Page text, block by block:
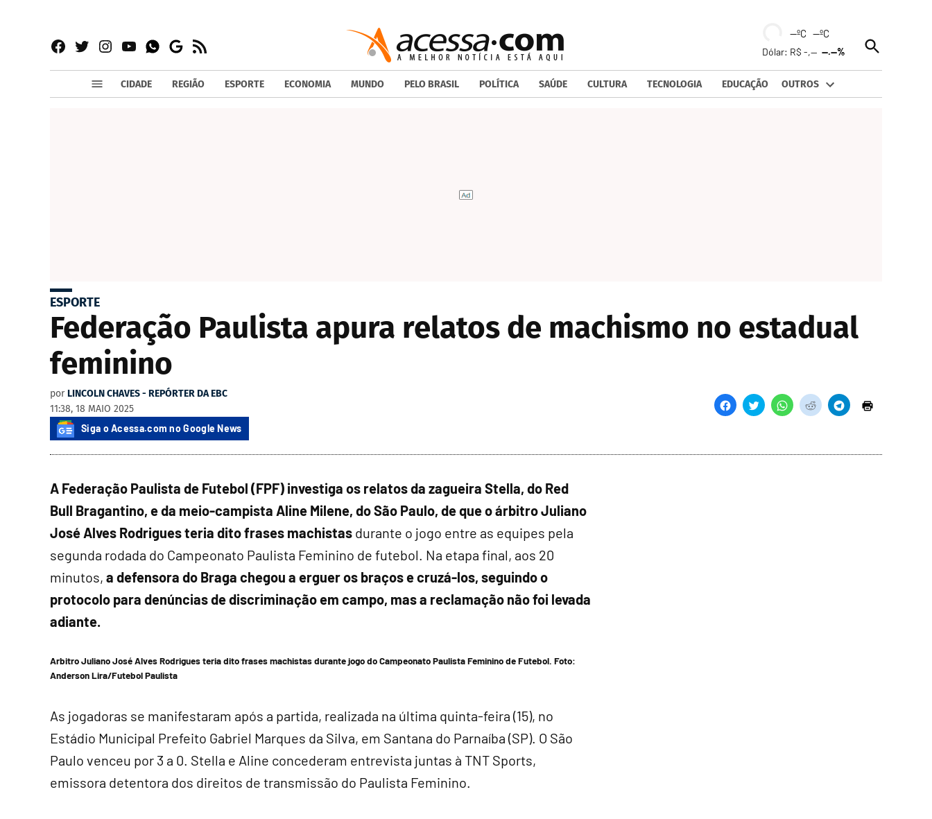
Facebook
TwitterInstagram
YouTubeWhatsapp
Google
News
RSS
--ºC --ºC
Dólar: R$ -,----.--%
Open
Search
CIDADE REGIÃO ESPORTE ECONOMIA MUNDO PELO BRASIL POLÍTICA SAÚDE CULTURA TECNOLOGIA EDUCAÇÃO OUTROS
ESPORTE
Federação Paulista apura relatos de machismo no estadual
feminino
por LINCOLN CHAVES - REPÓRTER DA EBC
11:38, 18 MAIO 2025
Siga o Acessa.com no Google News
A Federação Paulista de Futebol (FPF) investiga os relatos da zagueira Stella, do Red
Bull Bragantino, e da meio-campista Aline Milene, do São Paulo, de que o árbitro Juliano
José Alves Rodrigues teria dito frases machistas durante o jogo entre as equipes pela
segunda rodada do Campeonato Paulista Feminino de futebol. Na etapa final, aos 20
minutos, a defensora do Braga chegou a erguer os braços e cruzá-los, seguindo o
protocolo para denúncias de discriminação em campo, mas a reclamação não foi levada
adiante.
Arbitro Juliano José Alves Rodrigues teria dito frases machistas durante jogo do Campeonato Paulista Feminino de Futebol. Foto:
Anderson Lira/Futebol Paulista
As jogadoras se manifestaram após a partida, realizada na última quinta-feira (15), no
Estádio Municipal Prefeito Gabriel Marques da Silva, em Santana do Parnaíba (SP). O São
Paulo venceu por 3 a 0. Stella e Aline concederam entrevista juntas à TNT Sports,
emissora detentora dos direitos de transmissão do Paulista Feminino.